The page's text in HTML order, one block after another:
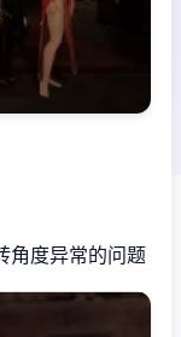
角度异常的问题